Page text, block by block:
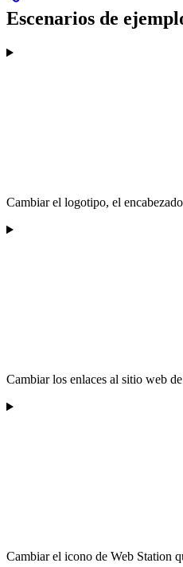
Escenarios de
Cambiar el logotipo, el
Cambiar los enlaces al sitio web
Cambiar el icono de Web Station